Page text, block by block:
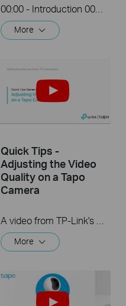
00:00 - Introduction 00:08 - Connection Diagram 00:13 - Setting up the Tapo camera ONVIF account 00:37 - Adding the Tapo camera in the VIGI NVR 02:36 - Fix Tapo camera IP address on router 03:00 - Controlling the Tapo camera from the NVR
More
Quick Tips -
Adjusting the Video
Quality on a Tapo
Camera
A video from TP-Link's Quick Tips Series of videos that show you how to quickly adjust the quality of the video resolution on a Tapo Camera
More